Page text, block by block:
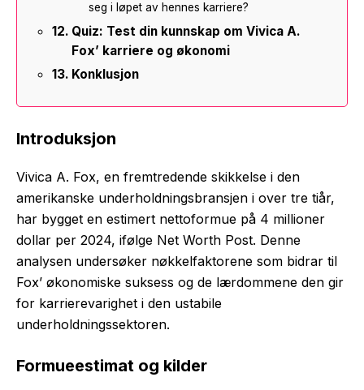
seg i løpet av hennes karriere?
Quiz: Test din kunnskap om Vivica A.
Fox’ karriere og økonomi
Konklusjon
Introduksjon
Vivica A. Fox, en fremtredende skikkelse i den
amerikanske underholdningsbransjen i over tre tiår,
har bygget en estimert nettoformue på 4 millioner
dollar per 2024, ifølge Net Worth Post. Denne
analysen undersøker nøkkelfaktorene som bidrar til
Fox’ økonomiske suksess og de lærdommene den gir
for karrierevarighet i den ustabile
underholdningssektoren.
Formueestimat og kilder